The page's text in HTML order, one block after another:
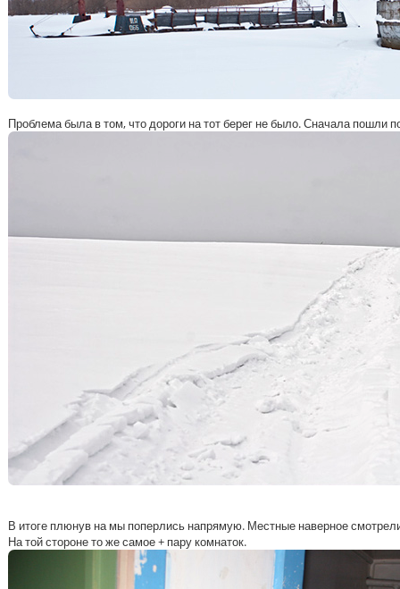
Проблема была в том, что дороги на тот берег не было. Сначала пошли
В итоге плюнув на мы поперлись напрямую. Местные наверное
На той стороне то же самое + пару комнаток.